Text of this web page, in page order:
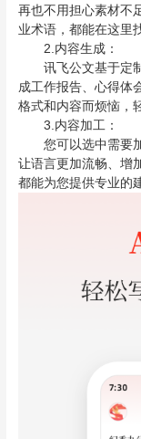
再也不用担心素材不
业术语，都能在这里
2.内容生成：
讯飞公文基于定制
成工作报告、心得体
格式和内容而烦恼，
3.内容加工：
您可以选中需要加
让语言更加流畅、增
都能为您提供专业的